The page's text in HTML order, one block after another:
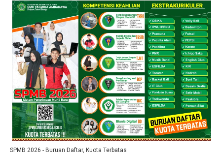
SPMB 2026 - Buruan Daftar, Kuota Terbatas